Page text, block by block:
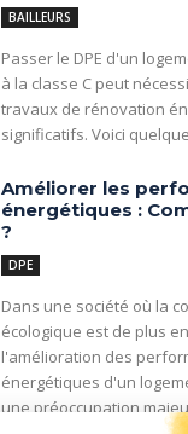
BAILLEURS
Passer le DPE d'un
à la classe C peut
travaux de rénovation
significatifs. Voici
Améliorer les
énergétiques :
?
DPE
Dans une société où la
écologique est de plus
l'amélioration des
énergétiques d'un
une préoccupation